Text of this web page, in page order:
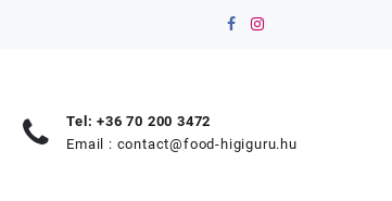
Tel: +36 70 200 3472
Email : contact@food-higiguru.hu